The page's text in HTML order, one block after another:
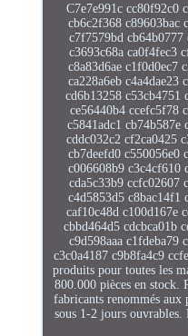
C7e7e991c cc80f92c0
cb6c2f368 c89603bac
c7f7579bd cb64b0777
c3693c68a ca0f4fec3
c8a83d6ae c1f0d0ec7
ca228a6eb c4a4dae23
cd6b13258 c53cb4751
ce56440b4 ccefc5f78
c5841adc1 cb74b587e
cddc032c2 cf2ca0425
cb7deefd0 c550056e0
c006608b9 c3c4cf610
cda5c33b9 ccfc02607
c4d5853d5 c8bac14f1
caf10c48d c100d167e
cbbd464d5 cdcbca01b
c9d598aaa c1fdeba79
c3c0a4187 c9b8fa4c9
produits pour toutes les
800.000 pièces en stock.
fabricants renommés aux
sous 1-2 jours ouvrables.